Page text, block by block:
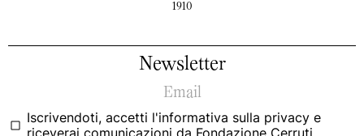
1910
Newsletter
Iscrivendoti, accetti l'informativa sulla privacy e